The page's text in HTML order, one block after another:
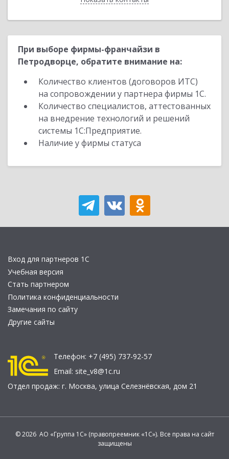
При выборе фирмы-франчайзи в
Петродворце, обратите внимание на:
Количество клиентов (договоров ИТС)
на сопровождении у партнера фирмы 1С.
Количество специалистов, аттестованных
на внедрение технологий и решений
системы 1С:Предприятие.
Наличие у фирмы статуса
Вход для партнеров 1С
Учебная версия
Стать партнером
Политика конфиденциальности
Замечания по сайту
Другие сайты
Телефон: +7 (495) 737-92-57
Email: site_v8@1c.ru
Отдел продаж: г. Москва, улица Селезнёвская, дом 21
© 2026 АО «Группа 1С» (правопреемник «1С»). Все права на сайт
защищены